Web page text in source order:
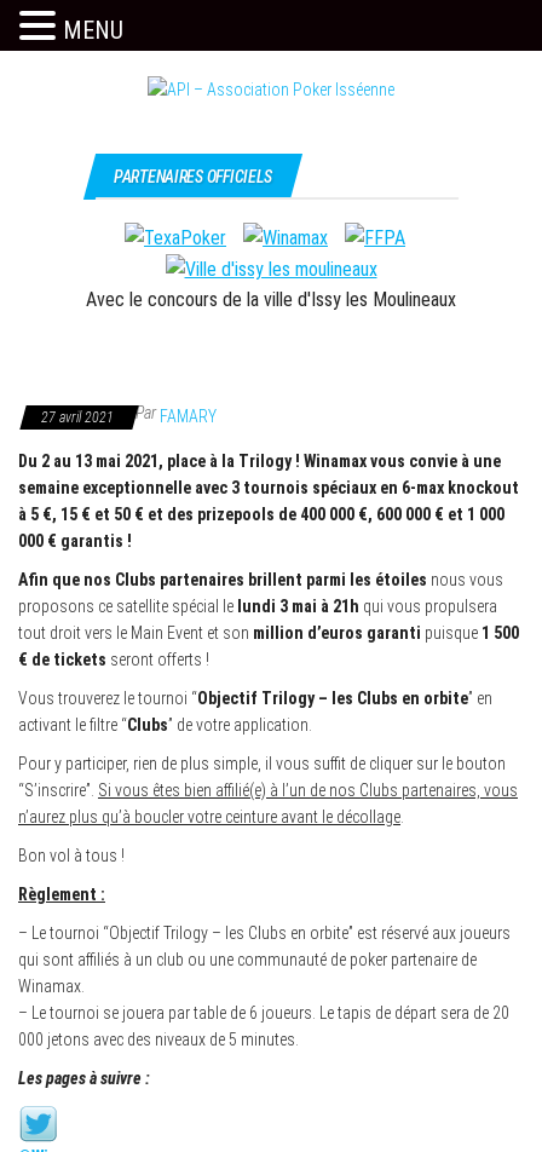
Association
Isséenne
c'est
l'API
PARTENAIRES OFFICIELS
Avec le concours de la ville d'Issy les Moulineaux
27 avril 2021 ParFAMARY
Du 2 au 13 mai 2021, place à la Trilogy ! Winamax vous convie à une
semaine exceptionnelle avec 3 tournois spéciaux en 6-max knockout
à 5 €, 15 € et 50 € et des prizepools de 400 000 €, 600 000 € et 1 000
000 € garantis !
Afin que nos Clubs partenaires brillent parmi les étoiles nous vous
proposons ce satellite spécial le lundi 3 mai à 21h qui vous propulsera
tout droit vers le Main Event et son million d’euros garanti puisque 1 500
€ de tickets seront offerts !
Vous trouverez le tournoi “Objectif Trilogy – les Clubs en orbite” en
activant le filtre “Clubs” de votre application.
Pour y participer, rien de plus simple, il vous suffit de cliquer sur le bouton
“S’inscrire”. Si vous êtes bien affilié(e) à l’un de nos Clubs partenaires, vous
n’aurez plus qu’à boucler votre ceinture avant le décollage
Bon vol à tous !
Règlement :
– Le tournoi “Objectif Trilogy – les Clubs en orbite” est réservé aux joueurs
qui sont affiliés à un club ou une communauté de poker partenaire de
Winamax.
– Le tournoi se jouera par table de 6 joueurs. Le tapis de départ sera de 20
000 jetons avec des niveaux de 5 minutes.
Les pages à suivre :
MENU